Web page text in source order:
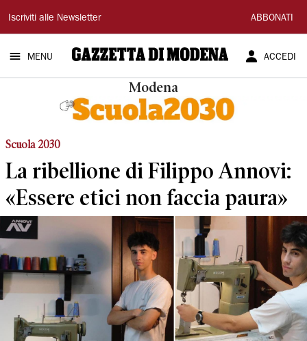
Gazzetta
di
Modena
Iscriviti alle Newsletter ABBONATI
MENU ACCEDI
Modena
Scuola 2030
La ribellione di Filippo Annovi:
«Essere etici non faccia paura»